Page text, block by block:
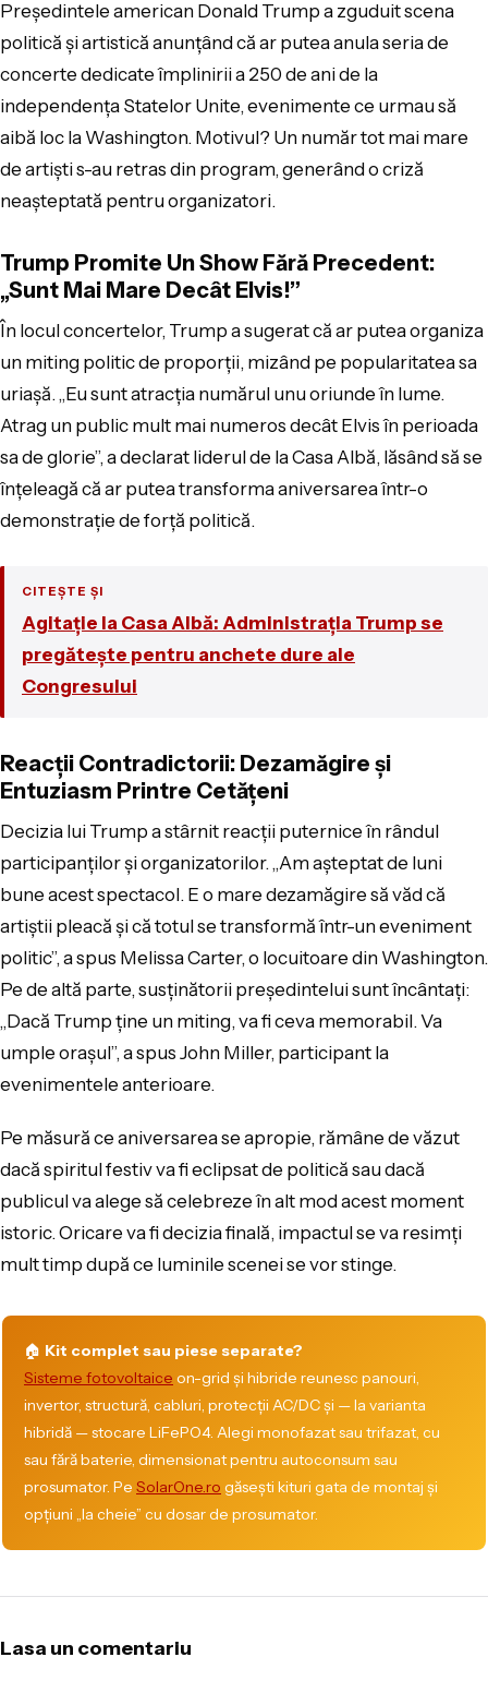
Președintele american Donald Trump a zguduit scena
politică și artistică anunțând că ar putea anula seria de
concerte dedicate împlinirii a 250 de ani de la
independența Statelor Unite, evenimente ce urmau să
aibă loc la Washington. Motivul? Un număr tot mai mare
de artiști s-au retras din program, generând o criză
neașteptată pentru organizatori.
Trump Promite Un Show Fără Precedent:
„Sunt Mai Mare Decât Elvis!”
În locul concertelor, Trump a sugerat că ar putea organiza
un miting politic de proporții, mizând pe popularitatea sa
uriașă. „Eu sunt atracția numărul unu oriunde în lume.
Atrag un public mult mai numeros decât Elvis în perioada
sa de glorie”, a declarat liderul de la Casa Albă, lăsând să se
înțeleagă că ar putea transforma aniversarea într-o
demonstrație de forță politică.
CITEȘTE ȘI
Agitație la Casa Albă: Administrația Trump se
pregătește pentru anchete dure ale
Congresului
Reacții Contradictorii: Dezamăgire și
Entuziasm Printre Cetățeni
Decizia lui Trump a stârnit reacții puternice în rândul
participanților și organizatorilor. „Am așteptat de luni
bune acest spectacol. E o mare dezamăgire să văd că
artiștii pleacă și că totul se transformă într-un eveniment
politic”, a spus Melissa Carter, o locuitoare din Washington.
Pe de altă parte, susținătorii președintelui sunt încântați:
„Dacă Trump ține un miting, va fi ceva memorabil. Va
umple orașul”, a spus John Miller, participant la
evenimentele anterioare.
Pe măsură ce aniversarea se apropie, rămâne de văzut
dacă spiritul festiv va fi eclipsat de politică sau dacă
publicul va alege să celebreze în alt mod acest moment
istoric. Oricare va fi decizia finală, impactul se va resimți
mult timp după ce luminile scenei se vor stinge.
🏠 Kit complet sau piese separate?
Sisteme fotovoltaice on-grid și hibride reunesc panouri,
invertor, structură, cabluri, protecții AC/DC și — la varianta
hibridă — stocare LiFePO4. Alegi monofazat sau trifazat, cu
sau fără baterie, dimensionat pentru autoconsum sau
prosumator. Pe SolarOne.ro găsești kituri gata de montaj și
opțiuni „la cheie” cu dosar de prosumator.
Lasa un comentariu